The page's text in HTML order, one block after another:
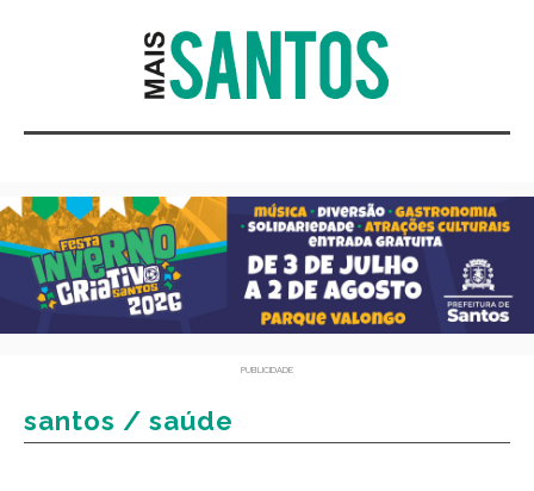
PUBLICIDADE
santos / saúde